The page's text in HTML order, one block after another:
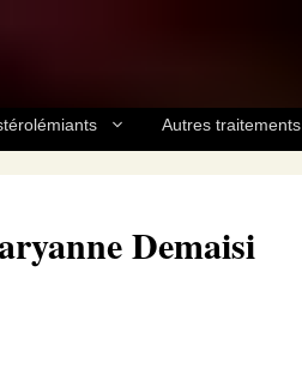
Autres traitements
Demaisi